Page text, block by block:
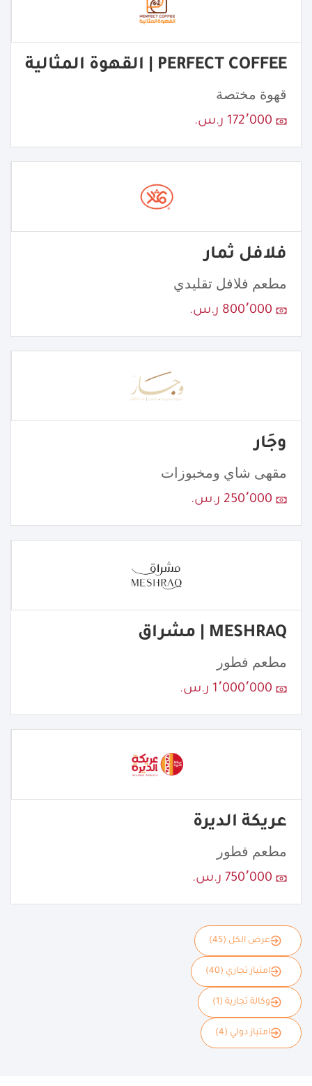
PERFECT COFFEE | القهوة المثالية
قهوة مختصة
172٬000 ر.س.
فلافل ثمار
مطعم فلافل تقليدي
800٬000 ر.س.
وجَار
مقهى شاي ومخبوزات
250٬000 ر.س.
MESHRAQ | مشراق
مطعم فطور
1٬000٬000 ر.س.
عريكة الديرة
مطعم فطور
750٬000 ر.س.
عرض الكل (45)
امتياز تجاري (40)
وكالة تجارية (1)
امتياز دولي (4)